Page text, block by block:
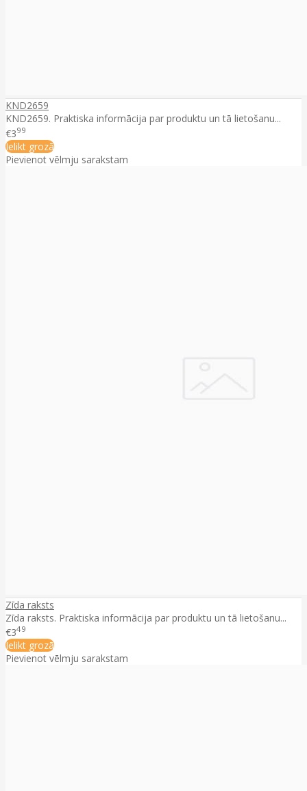
KND2659
KND2659. Praktiska informācija par produktu un tā lietošanu...
€399
Ielikt grozā
Pievienot vēlmju sarakstam
Zīda raksts
Zīda raksts. Praktiska informācija par produktu un tā lietošanu...
€349
Ielikt grozā
Pievienot vēlmju sarakstam